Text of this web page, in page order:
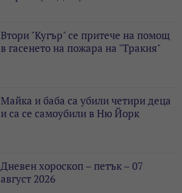
Втори "Кугър" се притече на помощ
в гасенето на пожара на "Тракия"
Майка и баба са убили четири деца
и са се самоубили в Ню Йорк
Дневен хороскоп – петък – 07
август 2026